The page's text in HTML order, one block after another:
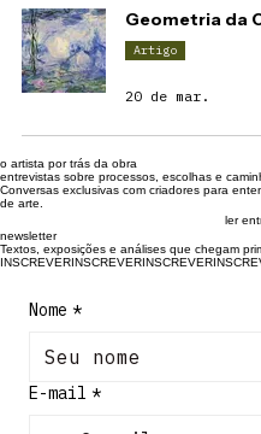
Geometria da
Artigo
20 de mar.
o artista por trás da obra
entrevistas sobre processos, escolhas e
Conversas exclusivas com criadores para
de arte.
ler
newsletter
Textos, exposições e análises que chegam
INSCREVER
Nome *
E-mail *